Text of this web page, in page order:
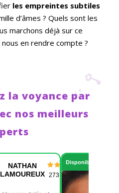
les empreintes subtiles
d’âmes ? Quels sont les
marchons déjà sur ce
en rendre compte ?
la voyance par
nos meilleurs
NATHAN
LAMOUREUX 273 consult.
Disponible